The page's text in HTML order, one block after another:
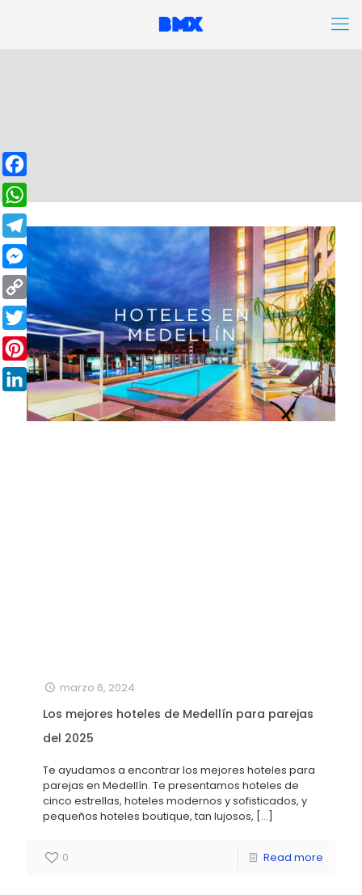
marzo 6, 2024
Los mejores hoteles de Medellín para parejas
del 2025
Te ayudamos a encontrar los mejores hoteles para
parejas en Medellín. Te presentamos hoteles de
cinco estrellas, hoteles modernos y sofisticados, y
pequeños hoteles boutique, tan lujosos, […]
0 Read more
Facebook
WhatsApp
Telegram
Messenger
Copy
Link
Twitter
Pinterest
LinkedIn